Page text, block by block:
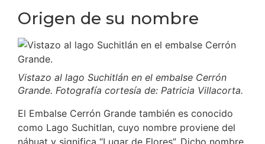
Origen de su nombre
Vistazo al lago Suchitlán en el embalse Cerrón
Grande. Fotografía cortesía de: Patricia Villacorta.
El Embalse Cerrón Grande también es conocido
como Lago Suchitlan, cuyo nombre proviene del
náhuat y significa “Lugar de Flores”. Dicho nombre